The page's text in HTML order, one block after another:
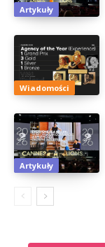
Artykuły
Wiadomości
Artykuły